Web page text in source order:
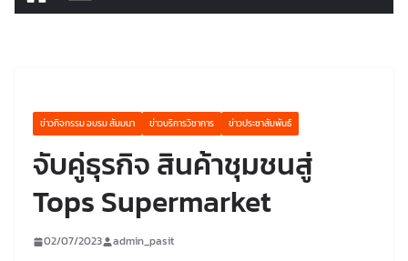
ข่าวกิจกรรม อบรม สัมมนา ข่าวบริการวิชาการ ข่าวประชาสัมพันธ์
จับคู่ธุรกิจ สินค้าชุมชนสู่
Tops Supermarket
02/07/2023 admin_pasit